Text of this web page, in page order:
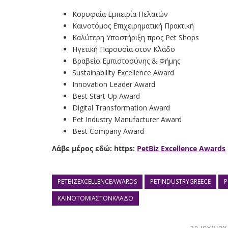
Κορυφαία Εμπειρία Πελατών
Καινοτόμος Επιχειρηματική Πρακτική
Καλύτερη Υποστήριξη προς Pet Shops
Ηγετική Παρουσία στον Κλάδο
Βραβείο Εμπιστοσύνης & Φήμης
Sustainability Excellence Award
Innovation Leader Award
Best Start-Up Award
Digital Transformation Award
Pet Industry Manufacturer Award
Best Company Award
Λάβε μέρος εδώ: https: PetBiz Excellence Awards
PETBIZEXCELLENCEAWARDS PETINDUSTRYGREECE
ΚΑΙΝΟΤΟΜΊΑΣΤΟΝΚΛΆΔΟ